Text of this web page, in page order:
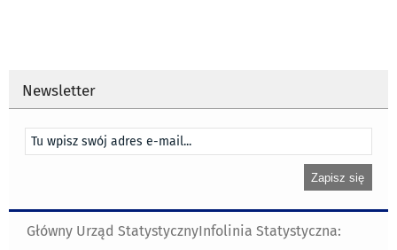
Newsletter
Główny Urząd StatystycznyInfolinia Statystyczna: